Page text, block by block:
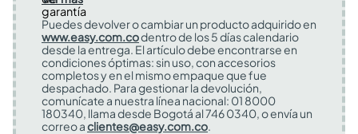
Puedes devolver o cambiar un producto adquirido en
www.easy.com.codentro de los 5 días calendario
desde la entrega. El artículo debe encontrarse en
condiciones óptimas: sin uso, con accesorios
completos y en el mismo empaque que fue
despachado. Para gestionar la devolución,
comunícate a nuestra línea nacional: 01 8000
180340, llama desde Bogotá al 746 0340, o envía un
correo aclientes@easy.com.co.